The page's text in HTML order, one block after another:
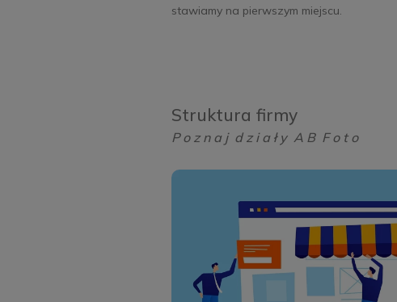
stawiamy na pierwszym miejscu.
Struktura firmy
P o z n a j d z i a ł y A B F o t o